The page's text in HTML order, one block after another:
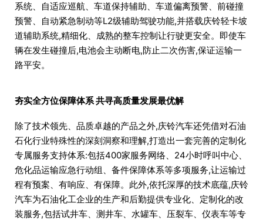
系统、自适应巡航、车道保持辅助、车道偏离预警、前碰撞
预警、自动紧急制动等L2级辅助驾驶功能,并搭载庆铃轻卡坡
道辅助系统,精细化、成熟的整车控制让行驶更安全。即使车
辆在发生碰撞后,电池会主动断电,防止二次伤害,保证运输一
路平安。
夯实全方位保障体系 共寻高质量发展最优解
除了技术领先、品质卓越的产品之外,庆铃汽车还凭借对石油
石化行业特殊性的深刻洞察和理解,打造出一套完善的定制化
专属服务支持体系:包括400家服务网络、24小时呼叫中心、
危化品运输应急行动组、备件保障体系等多项服务,让运输过
程有预案、有响应、有保障。此外,依托深厚的技术底蕴,庆铃
汽车为石油化工企业的生产和后勤提供专业化、定制化的改
装服务,包括试井车、测井车、水罐车、压裂车、仪表车等专